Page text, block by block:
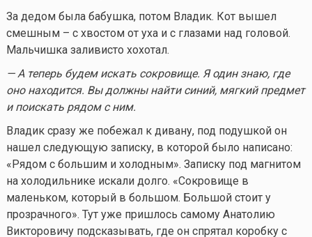
За дедом была бабушка, потом Владик. Кот вышел
смешным – с хвостом от уха и с глазами над головой.
Мальчишка заливисто хохотал.
— А теперь будем искать сокровище. Я один знаю, где
оно находится. Вы должны найти синий, мягкий предмет
и поискать рядом с ним.
Владик сразу же побежал к дивану, под подушкой он
нашел следующую записку, в которой было написано:
«Рядом с большим и холодным». Записку под магнитом
на холодильнике искали долго. «Сокровище в
маленьком, который в большом. Большой стоит у
прозрачного». Тут уже пришлось самому Анатолию
Викторовичу подсказывать, где он спрятал коробку с